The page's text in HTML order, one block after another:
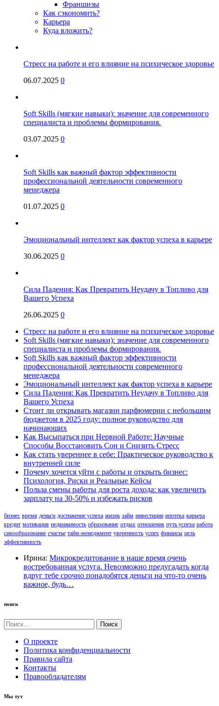
Франшизы
Как сэкономить?
Карьера
Куда вложить?
Стресс на работе и его влияние на психическое здоровье
06.07.2025 0
Soft Skills (мягкие навыки): значение для современного
специалиста и проблемы формирования.
03.07.2025 0
Soft Skills как важный фактор эффективности
профессиональной деятельности современного
менеджера
01.07.2025 0
Эмоциональный интеллект как фактор успеха в карьере
30.06.2025 0
Сила Падения: Как Превратить Неудачу в Топливо для
Вашего Успеха
26.06.2025 0
Стресс на работе и его влияние на психическое здоровье
Soft Skills (мягкие навыки): значение для современного
специалиста и проблемы формирования.
Soft Skills как важный фактор эффективности
профессиональной деятельности современного
менеджера
Эмоциональный интеллект как фактор успеха в карьере
Сила Падения: Как Превратить Неудачу в Топливо для
Вашего Успеха
Стоит ли открывать магазин парфюмерии с небольшим
бюджетом в 2025 году: полное руководство для
начинающих
Как Высыпаться при Нервной Работе: Научные
Способы Восстановить Сон и Снизить Стресс
Как стать увереннее в себе: Практическое руководство к
внутренней силе
Почему хочется уйти с работы и открыть бизнес:
Психология, Риски и Реальные Кейсы
Польза смены работы для роста дохода: как увеличить
зарплату на 30-50% и избежать рисков
бизнес время деньги достижение успеха жизнь займ инвестиции ипотека карьера
кредит мотивация недвижимость образование отдых отношения путь успеха работа
самообразование счастье тайм-менеджмент уверенность успех финансы цель
эффективность
Ирина: Микрокредитование в наше время очень
востребованная услуга. Невозможно предугадать когда
вдруг тебе срочно понадобятся деньги на что-то очень
важное, будь…
поиск
Найти:
О проекте
Политика конфиденциальности
Правила сайта
Контакты
Правообладателям
Мы тут